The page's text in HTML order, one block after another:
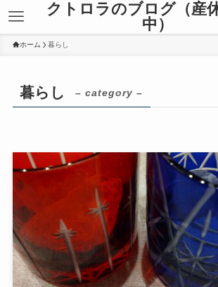
クトロラのブログ（産
中）
ホーム 暮らし
暮らし – category –